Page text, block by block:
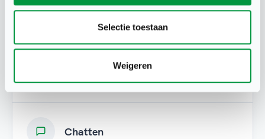
Selectie toestaan
Weigeren
binnen twee uur antwoord (tijdens werkdagen)
Mail
binnen twee werkdagen antwoord
Chatten